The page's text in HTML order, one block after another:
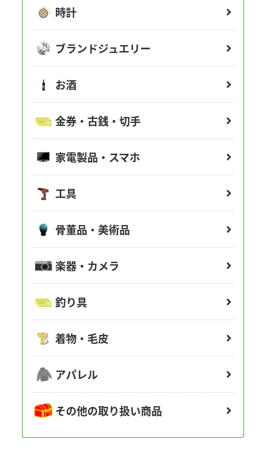
時計
ブランドジュエリー
お酒
金券・古銭・切手
家電製品・スマホ
工具
骨董品・美術品
楽器・カメラ
釣り具
着物・毛皮
アパレル
その他の取り扱い商品